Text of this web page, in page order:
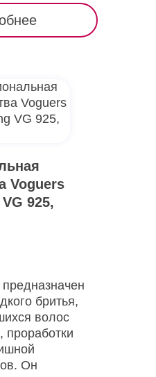
Voguers
925,
бритья,
волос
проработки
Он